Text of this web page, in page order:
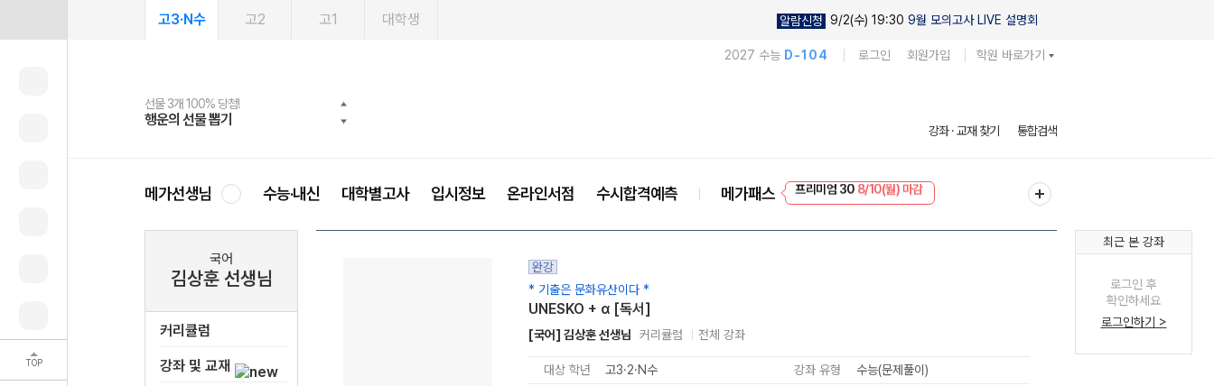
TOP
고3·N수 고2 고1 대학생 알람신청 9/2(수) 19:30 9월 모의고사 LIVE 설명회
2027 수능 D-104 로그인 회원가입 학원 바로가기
선물 3개 100% 당첨!
행운의 선물 뽑기
선물 100% 증정!
메가스터디 X 올리브
여름방학 스터디 캐시백
메가런 썸머스쿨
2027 러셀 단과
강사 공개선발
스마트러닝앱
설문 EVENT
메가패스
3일 무료 체험권
메가패스 수강생 무료혜택!
메가클럽 멤버십
사회공헌 캠페인
희망이룸 메가나눔
강좌 · 교재 찾기 통합검색
메가선생님 수능·내신 대학별고사 입시정보 온라인서점 수시합격예측 메가패스
EVENT8/10(월) 마감
국어
김상훈 선생님
커리큘럼
강좌 및 교재
완강
* 기출은 문화유산이다 *
UNESKO + α [독서]
[국어] 김상훈 선생님 커리큘럼 전체 강좌
대상 학년 고3·2·N수 강좌 유형
수능(문제풀이)
최근 본 강좌
로그인 후
확인하세요
로그인하기 >